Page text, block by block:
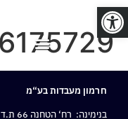
פתח סרגל נגישות
חרמון מעבדות בע“מ
בנימינה: רח‘ הטחנה 66 ת.ד 23 מיקוד 3055001,